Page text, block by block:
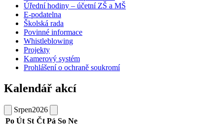
Úřední hodiny – účetní ZŠ a MŠ
E-podatelna
Školská rada
Povinné informace
Whistleblowing
Projekty
Kamerový systém
Prohlášení o ochraně soukromí
Kalendář akcí
Srpen2026
Po Út St Čt Pá So Ne